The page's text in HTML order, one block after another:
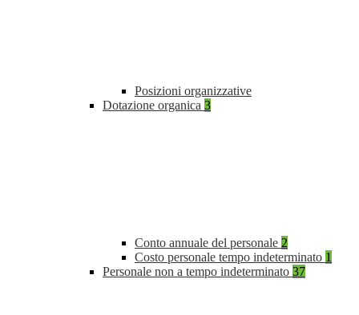
Posizioni organizzative
Dotazione organica 3
Conto annuale del personale 2
Costo personale tempo indeterminato 1
Personale non a tempo indeterminato 37